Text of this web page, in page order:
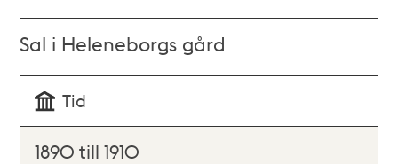
Sal i Heleneborgs gård
Tid
1890 till 1910